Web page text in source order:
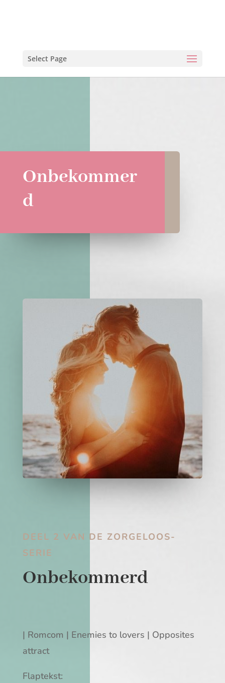
Select Page
Onbekommer
d
DEEL 2 VAN DE ZORGELOOS-
SERIE
Onbekommerd
| Romcom | Enemies to lovers | Opposites
attract
Flaptekst: